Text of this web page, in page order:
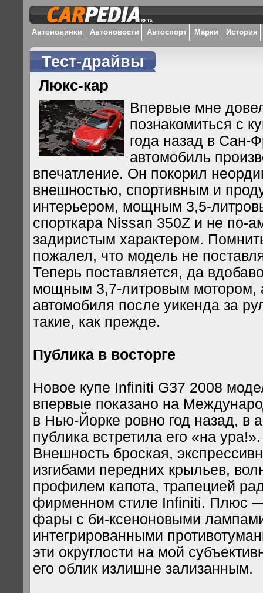
Автоновинки Автоновости Автоспорт Марки История
Тест-драйвы
Люкс-кар
Впервые мне
познакомиться с
года назад в Сан-
автомобиль
впечатление. Он покорил
внешностью, спортивным и
интерьером, мощным 3,5-
спорткара Nissan 350Z и не по-
задиристым характером.
пожалел, что модель не
Теперь поставляется, да
мощным 3,7-литровым мотором,
автомобиля после уикенда за
такие, как прежде.
Публика в восторге
Новое купе Infiniti G37 2008
впервые показано на
в Нью-Йорке ровно год назад, в
публика встретила его «на
Внешность броская,
изгибами передних крыльев,
профилем капота, трапецией
фирменном стиле Infiniti. Плюс
фары с би-ксеноновыми
интегрированными
эти округлости на мой
его облик излишне зализанным.